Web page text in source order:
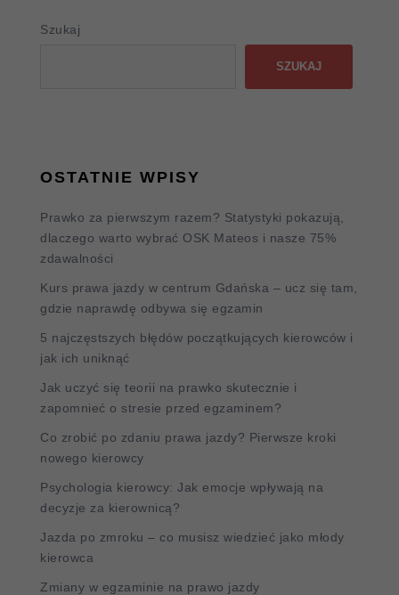
Szukaj
SZUKAJ
OSTATNIE WPISY
Prawko za pierwszym razem? Statystyki pokazują,
dlaczego warto wybrać OSK Mateos i nasze 75%
zdawalności
Kurs prawa jazdy w centrum Gdańska – ucz się tam,
gdzie naprawdę odbywa się egzamin
5 najczęstszych błędów początkujących kierowców i
jak ich uniknąć
Jak uczyć się teorii na prawko skutecznie i
zapomnieć o stresie przed egzaminem?
Co zrobić po zdaniu prawa jazdy? Pierwsze kroki
nowego kierowcy
Psychologia kierowcy: Jak emocje wpływają na
decyzje za kierownicą?
Jazda po zmroku – co musisz wiedzieć jako młody
kierowca
Zmiany w egzaminie na prawo jazdy